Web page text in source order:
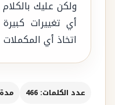
ولكن عليك
أي تغييرات
اتخاذ أي المكملات
عدد الكلمات: 466 مدة